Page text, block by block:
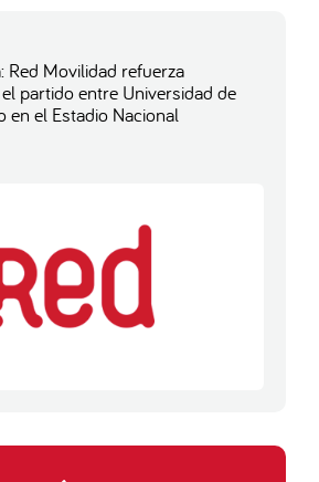
Red Movilidad refuerza
partido entre Universidad de
en el Estadio Nacional